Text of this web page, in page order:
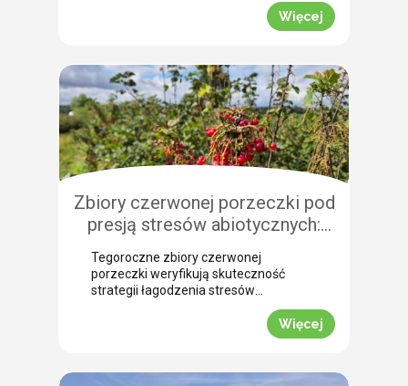
przeprowadził niedawno lustrację
(województwo pomorskie). Na tej
podstawie podpowiada, dlaczego o
zabiegu dosuszania warto pomyśleć z
dużym wyprzedzeniem. Zobacz, jak
zaplanować skuteczne wygaszanie
wegetacji z użyciem preparatu MIZUKI.
Dlaczego […]
Więcej
Zbiory czerwonej porzeczki pod
presją stresów abiotycznych:
ocena skuteczności
biostymulacji
Tegoroczne zbiory czerwonej
porzeczki weryfikują skuteczność
strategii łagodzenia stresów
temperatur oraz długotrwały deficyt
fizjologicznego, zmuszając krzewy do
Więcej